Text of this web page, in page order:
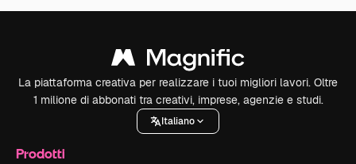
La piattaforma creativa per realizzare i tuoi migliori lavori. Oltre
1 milione di abbonati tra creativi, imprese, agenzie e studi.
Italiano
Prodotti